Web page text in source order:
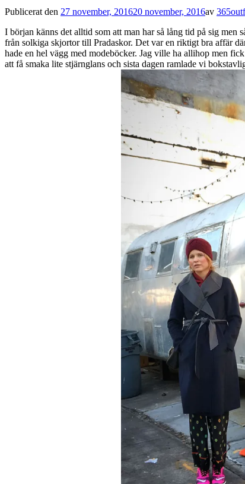
Publicerat den 27 november, 201620 november, 2016av
I början känns det alltid som att man har så lång tid på sig men
från solkiga skjortor till Pradaskor. Det var en riktigt bra affär
hade en hel vägg med modeböcker. Jag ville ha allihop men
att få smaka lite stjärnglans och sista dagen ramlade vi